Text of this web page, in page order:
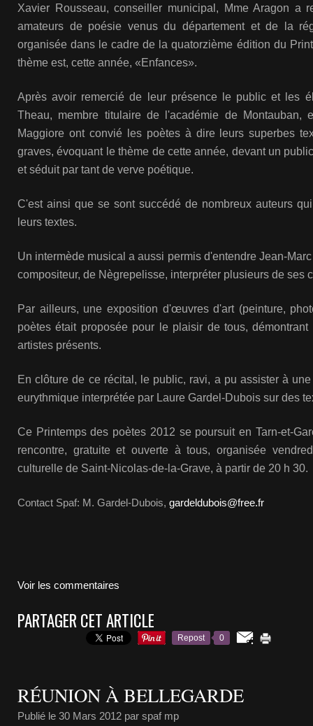
Xavier Rousseau, conseiller municipal, Mme Aragon a
amateurs de poésie venus du département et de la
organisée dans le cadre de la quatorzième édition du
thème est, cette année, «Enfances».
Après avoir remercié de leur présence le public et les
Theau, membre titulaire de l'académie de Montauban,
Maggiore ont convié les poètes à dire leurs superbes
graves, évoquant le thème de cette année, devant un
et séduit par tant de verve poétique.
C'est ainsi que se sont succédé de nombreux auteurs
leurs textes.
Un intermède musical a aussi permis d'entendre Jean-
compositeur, de Nègrepelisse, interpréter plusieurs de ses
Par ailleurs, une exposition d'œuvres d'art (peinture,
poètes était proposée pour le plaisir de tous,
artistes présents.
En clôture de ce récital, le public, ravi, a pu assister à
eurythmique interprétée par Laure Gardel-Dubois sur des
Ce Printemps des poètes 2012 se poursuit en Tarn-et-
rencontre, gratuite et ouverte à tous, organisée
culturelle de Saint-Nicolas-de-la-Grave, à partir de 20 h 30.
Contact Spaf: M. Gardel-Dubois, gardeldubois@free.fr
Voir les commentaires
PARTAGER CET ARTICLE
Repost 0
RÉUNION À BELLEGARDE
Publié le 30 Mars 2012 par spaf mp